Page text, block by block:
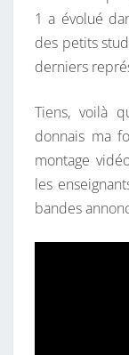
1 a évolué
des petits
derniers
Tiens, voilà
donnais ma
montage
les
bandes